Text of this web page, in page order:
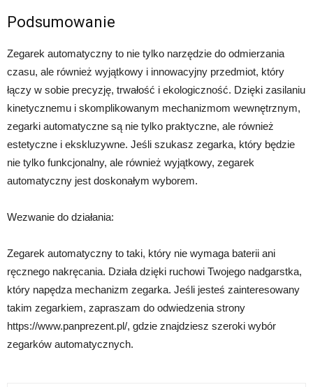
Podsumowanie
Zegarek automatyczny to nie tylko narzędzie do odmierzania
czasu, ale również wyjątkowy i innowacyjny przedmiot, który
łączy w sobie precyzję, trwałość i ekologiczność. Dzięki zasilaniu
kinetycznemu i skomplikowanym mechanizmom wewnętrznym,
zegarki automatyczne są nie tylko praktyczne, ale również
estetyczne i ekskluzywne. Jeśli szukasz zegarka, który będzie
nie tylko funkcjonalny, ale również wyjątkowy, zegarek
automatyczny jest doskonałym wyborem.
Wezwanie do działania:
Zegarek automatyczny to taki, który nie wymaga baterii ani
ręcznego nakręcania. Działa dzięki ruchowi Twojego nadgarstka,
który napędza mechanizm zegarka. Jeśli jesteś zainteresowany
takim zegarkiem, zapraszam do odwiedzenia strony
https://www.panprezent.pl/, gdzie znajdziesz szeroki wybór
zegarków automatycznych.